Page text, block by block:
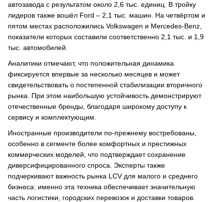
автозавода с результатом около 2,6 тыс. единиц. В тройку
лидеров также вошёл Ford – 2,1 тыс. машин. На четвёртом и
пятом местах расположились Volkswagen и Mercedes-Benz,
показатели которых составили соответственно 2,1 тыс. и 1,9
тыс. автомобилей.
Аналитики отмечают, что положительная динамика
фиксируется впервые за несколько месяцев и может
свидетельствовать о постепенной стабилизации вторичного
рынка. При этом наибольшую устойчивость демонстрируют
отечественные бренды, благодаря широкому доступу к
сервису и комплектующим.
Иностранные производители по-прежнему востребованы,
особенно в сегменте более комфортных и престижных
коммерческих моделей, что подтверждает сохранение
диверсифицированного спроса. Эксперты также
подчеркивают важность рынка LCV для малого и среднего
бизнеса: именно эта техника обеспечивает значительную
часть логистики, городских перевозок и доставки товаров.